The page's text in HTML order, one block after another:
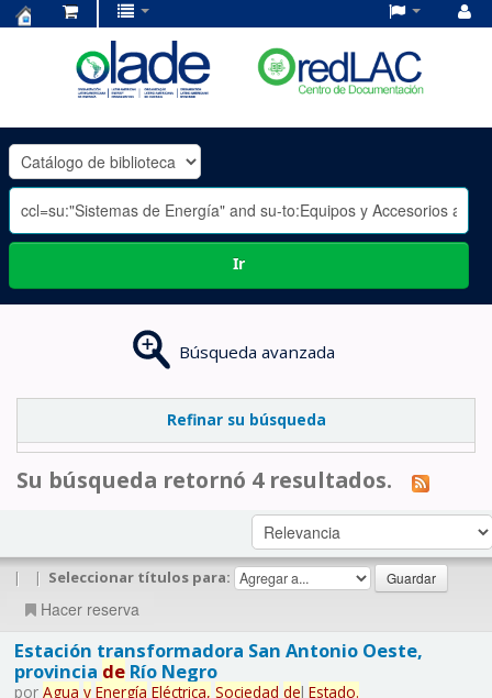
OLADE
-
Ir
Búsqueda avanzada
Refinar su búsqueda
Su búsqueda retornó 4 resultados.
| | Seleccionar títulos para:
Hacer reserva
Estación transformadora San Antonio Oeste,
provincia deRío Negro
por Agua y Energía Eléctrica, Sociedad del Estado.